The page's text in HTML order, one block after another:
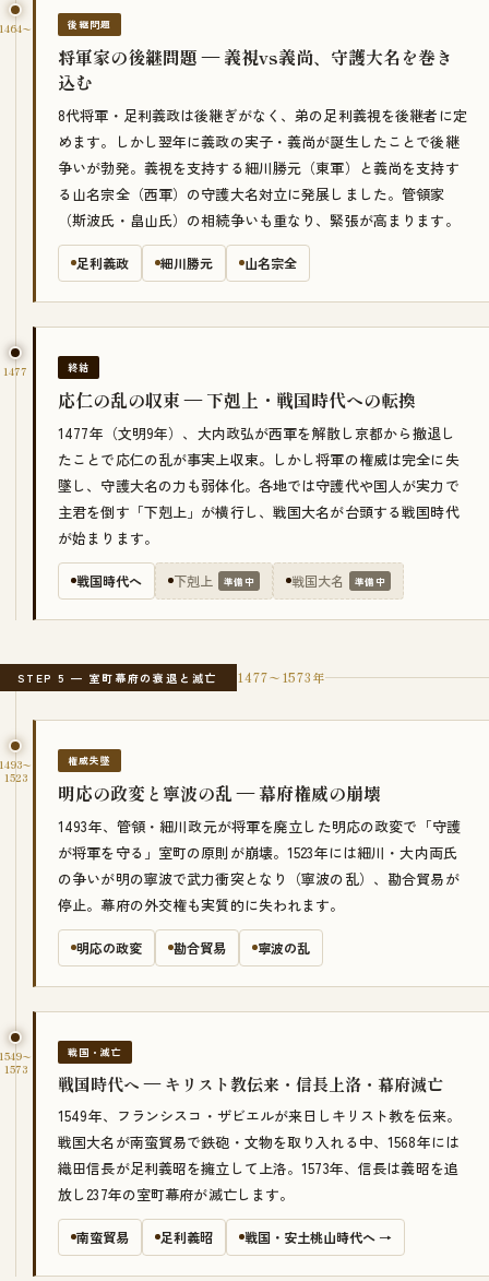
1464〜 後継問題
将軍家の後継問題 — 義視vs義尚、守護大名を巻き
込む
8代将軍・足利義政は後継ぎがなく、弟の足利義視を後継者に定
めます。しかし翌年に義政の実子・義尚が誕生したことで後継
争いが勃発。義視を支持する細川勝元（東軍）と義尚を支持す
る山名宗全（西軍）の守護大名対立に発展しました。管領家
（斯波氏・畠山氏）の相続争いも重なり、緊張が高まります。
足利義政 細川勝元 山名宗全
1477 終結
応仁の乱の収束 — 下剋上・戦国時代への転換
1477年（文明9年）、大内政弘が西軍を解散し京都から撤退し
たことで応仁の乱が事実上収束。しかし将軍の権威は完全に失
墜し、守護大名の力も弱体化。各地では守護代や国人が実力で
主君を倒す「下剋上」が横行し、戦国大名が台頭する戦国時代
が始まります。
戦国時代へ 下剋上 準備中 戦国大名 準備中
STEP 5 — 室町幕府の衰退と滅亡 1477〜1573年
1493〜
1523
権威失墜
明応の政変と寧波の乱 — 幕府権威の崩壊
1493年、管領・細川政元が将軍を廃立した明応の政変で「守護
が将軍を守る」室町の原則が崩壊。1523年には細川・大内両氏
の争いが明の寧波で武力衝突となり（寧波の乱）、勘合貿易が
停止。幕府の外交権も実質的に失われます。
明応の政変 勘合貿易 寧波の乱
1549〜
1573
戦国・滅亡
戦国時代へ — キリスト教伝来・信長上洛・幕府滅亡
1549年、フランシスコ・ザビエルが来日しキリスト教を伝来。
戦国大名が南蛮貿易で鉄砲・文物を取り入れる中、1568年には
織田信長が足利義昭を擁立して上洛。1573年、信長は義昭を追
放し237年の室町幕府が滅亡します。
南蛮貿易 足利義昭 戦国・安土桃山時代へ →